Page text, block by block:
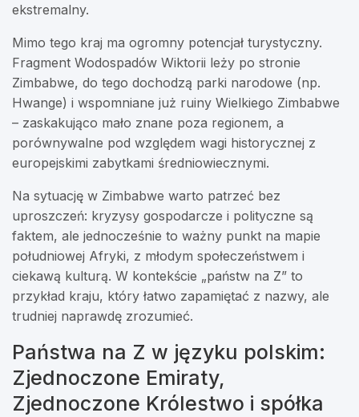
ekstremalny.
Mimo tego kraj ma ogromny potencjał turystyczny.
Fragment Wodospadów Wiktorii leży po stronie
Zimbabwe, do tego dochodzą parki narodowe (np.
Hwange) i wspomniane już ruiny Wielkiego Zimbabwe
– zaskakująco mało znane poza regionem, a
porównywalne pod względem wagi historycznej z
europejskimi zabytkami średniowiecznymi.
Na sytuację w Zimbabwe warto patrzeć bez
uproszczeń: kryzysy gospodarcze i polityczne są
faktem, ale jednocześnie to ważny punkt na mapie
południowej Afryki, z młodym społeczeństwem i
ciekawą kulturą. W kontekście „państw na Z” to
przykład kraju, który łatwo zapamiętać z nazwy, ale
trudniej naprawdę zrozumieć.
Państwa na Z w języku polskim:
Zjednoczone Emiraty,
Zjednoczone Królestwo i spółka